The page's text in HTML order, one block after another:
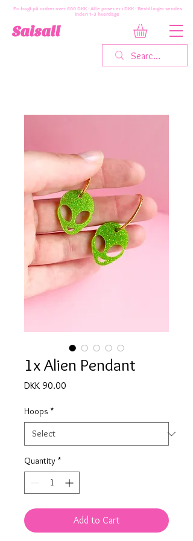
Saisall
Fri fragt på ordrer over 600 DKK · Alle priser er i DKK · Bestillinger sendes
inden 1-3 hverdage
1x Alien Pendant
DKK 90.00
Hoops *
Quantity *
Add to Cart